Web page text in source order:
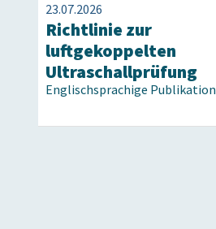
23.07.2026
Richtlinie zur
luftgekoppelten
Ultraschallprüfung
Englischsprachige Publikation